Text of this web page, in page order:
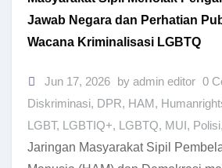
Jawab Negara dan Perhatian
Wacana Kriminalisasi LGBTQ
Jun 17, 2026 by admin editor 0
Diskriminasi, DPR, HAM,
LGBT, LGBTIQ+, LGBTQ, MUI, Polisi,
Jaringan Masyarakat Sipil